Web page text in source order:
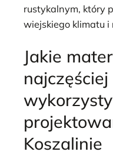
rustykalnym, który
wiejskiego klimatu i
Jakie
najczęściej
Koszalinie